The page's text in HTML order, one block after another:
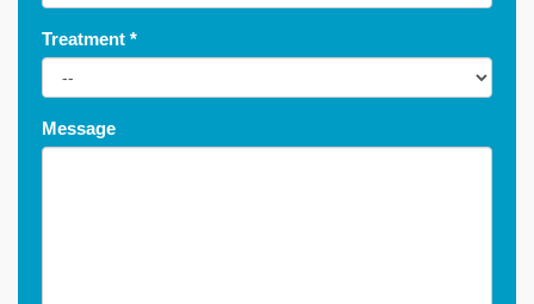
Treatment *
Message